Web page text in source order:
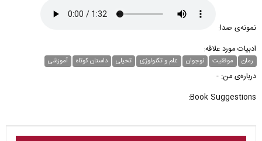
نمونه‌ی صدا:
ادبیات مورد علاقه:
رمان موفقیت نوجوان علم و تکنولوژی تخیلی داستان کوتاه آموزشی
درباره‌ی من: -
Book Suggestions: